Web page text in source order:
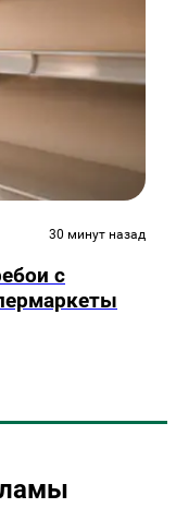
30 минут назад
с